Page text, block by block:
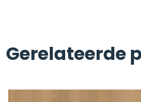
Gerelateerde